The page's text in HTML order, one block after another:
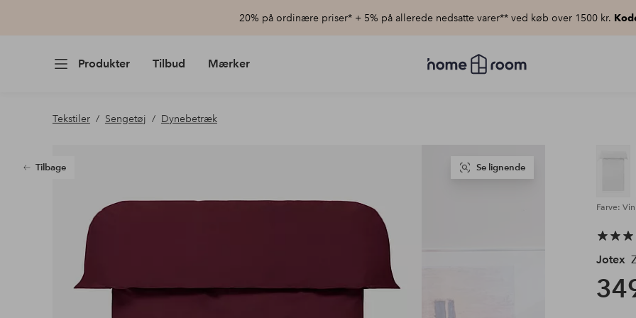
20% på ordinære priser* + 5% på allerede nedsatte varer** ved køb over 1500 kr.
Produkter Tilbud Mærker
Homeroom
–
Tekstiler Sengetøj Dynebetræk
Tilbage Se lignende
Farve:
Jotex